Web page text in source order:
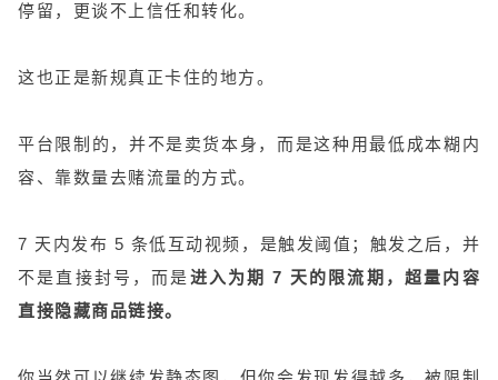
停留，更谈不上信任和转化。
这也正是新规真正卡住的地方。
平台限制的，并不是卖货本身，而是这种用最低成本糊内
容、靠数量去赌流量的方式。
7 天内发布 5 条低互动视频，是触发阈值；触发之后，并
不是直接封号，而是进入为期 7 天的限流期，超量内容
直接隐藏商品链接。